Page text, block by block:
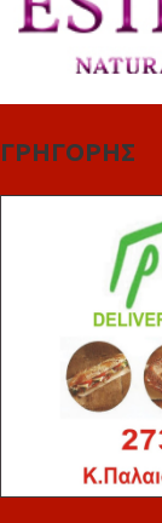
ΓΡΗΓΟΡΗΣ